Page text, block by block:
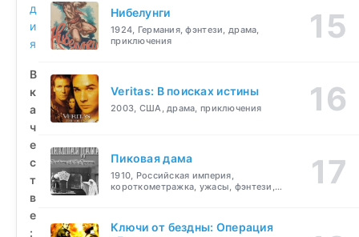
д
и
я
В
к
а
ч
е
с
т
в
е
:
Нибелунги
1924, Германия, фэнтези, драма,
приключения
Veritas: В поисках истины
2003, США, драма, приключения
Пиковая дама
1910, Российская империя,
короткометражка, ужасы, фэнтези,
Ключи от бездны: Операция